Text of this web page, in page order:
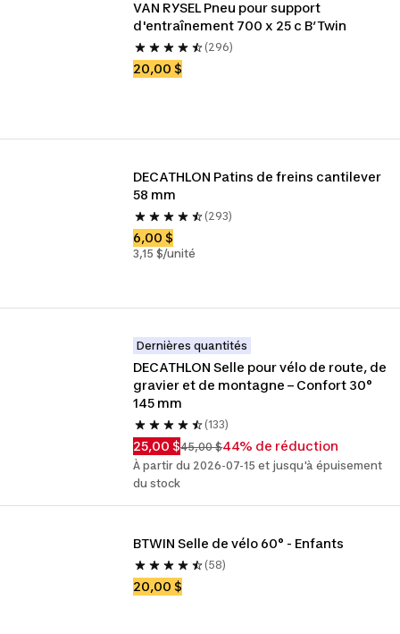
VAN RYSEL Pneu pour support
d'entraînement 700 x 25 c B’Twin
(296)
20,00 $
DECATHLON Patins de freins cantilever
58 mm
(293)
6,00 $
3,15 $/unité
Dernières quantités
DECATHLON Selle pour vélo de route, de
gravier et de montagne – Confort 30°
145 mm
(133)
25,00 $45,00 $44% de réduction
À partir du 2026-07-15 et jusqu'à épuisement
du stock
BTWIN Selle de vélo 60° - Enfants
(58)
20,00 $